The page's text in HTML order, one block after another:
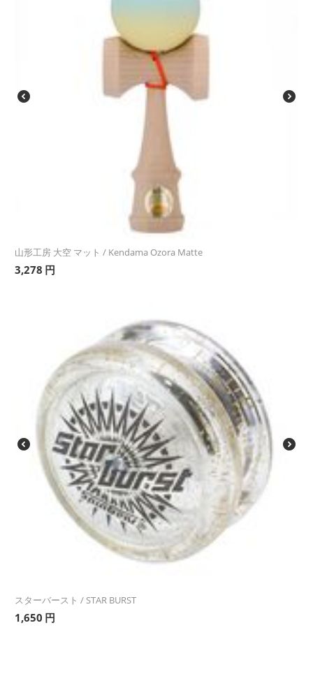
山形工房 大空 マット / Kendama Ozora Matte
3,278 円
スターバースト / STAR BURST
1,650 円